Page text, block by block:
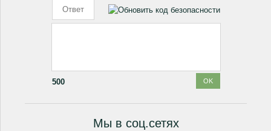
500
Мы в соц.сетях